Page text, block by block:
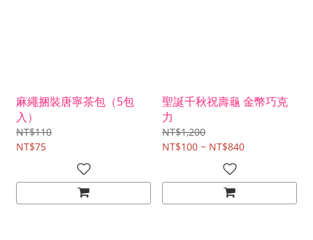
麻繩捆裝唐寧茶包（5包
入）
NT$110
NT$75
聖誕千秋祝壽龜 金幣巧克
力
NT$1,200
NT$100 ~ NT$840